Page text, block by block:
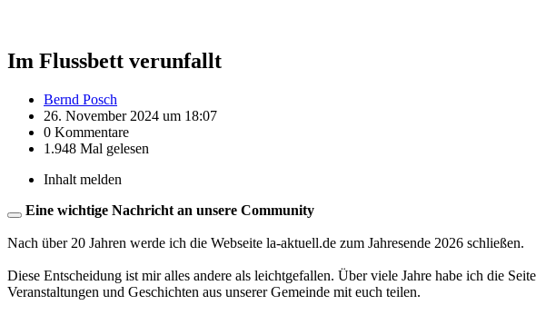
Im Flussbett verunfallt
Bernd Posch
26. November 2024 um 18:07
0 Kommentare
1.948 Mal gelesen
Inhalt melden
Eine wichtige Nachricht an unsere Community
Nach über 20 Jahren werde ich die Webseite la-aktuell.de zum Jahresende 2026 schließen.
Diese Entscheidung ist mir alles andere als leichtgefallen. Über viele Jahre habe ich die
Veranstaltungen und Geschichten aus unserer Gemeinde mit euch teilen.